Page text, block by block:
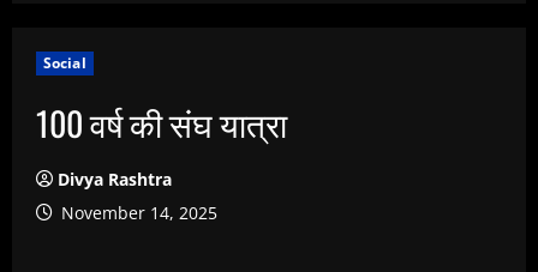
Social
100 वर्ष की संघ यात्रा
Divya Rashtra
November 14, 2025